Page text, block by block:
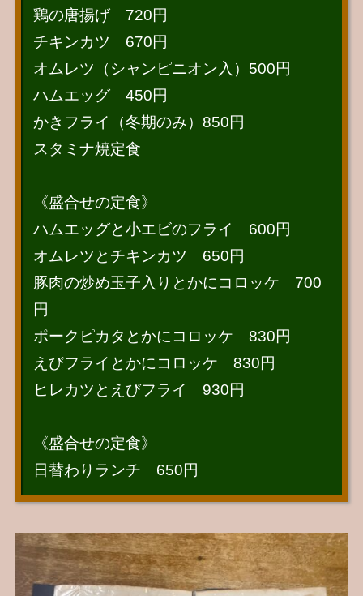
鶏の唐揚げ 720円
チキンカツ 670円
オムレツ（シャンピニオン入）500円
ハムエッグ 450円
かきフライ（冬期のみ）850円
スタミナ焼定食
《盛合せの定食》
ハムエッグと小エビのフライ 600円
オムレツとチキンカツ 650円
豚肉の炒め玉子入りとかにコロッケ 700
円
ポークピカタとかにコロッケ 830円
えびフライとかにコロッケ 830円
ヒレカツとえびフライ 930円
《盛合せの定食》
日替わりランチ 650円